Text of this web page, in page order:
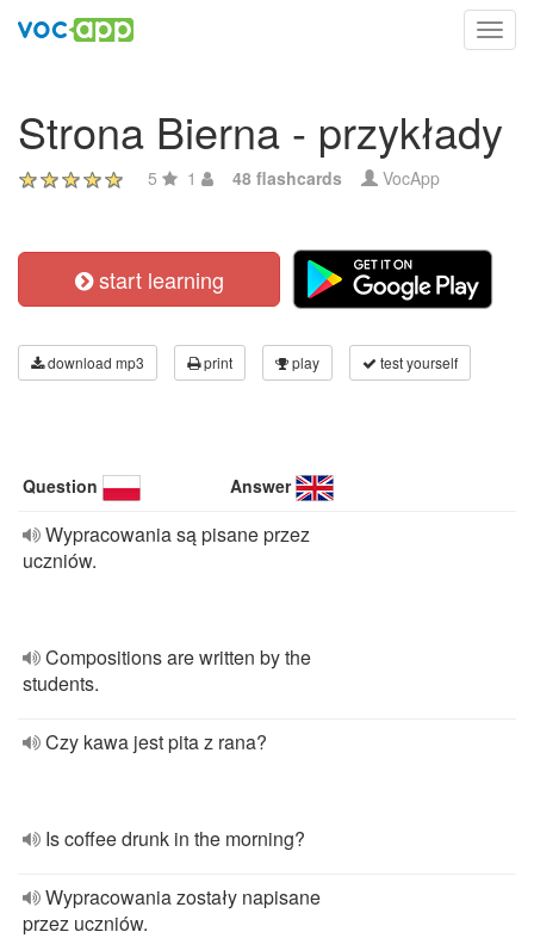
Strona Bierna - przykłady
5 1 48 flashcards VocApp
start learning
download mp3 print play test yourself
Question Answer
Wypracowania są pisane przez
uczniów.
Compositions are written by the
students.
Czy kawa jest pita z rana?
Is coffee drunk in the morning?
Wypracowania zostały napisane
przez uczniów.